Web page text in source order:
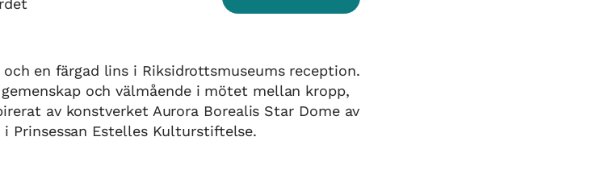
en färgad lins i Riksidrottsmuseums reception.
och välmående i mötet mellan kropp,
av konstverket Aurora Borealis Star Dome av
Prinsessan Estelles Kulturstiftelse.